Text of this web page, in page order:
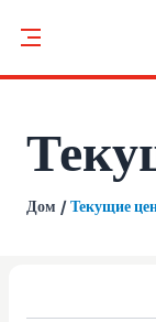
Дом / Текущие